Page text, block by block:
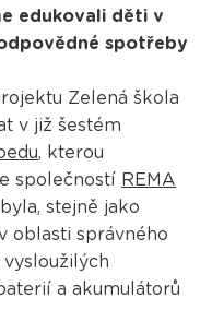
edukovali děti v
spotřeby
Zelená škola
v již šestém
, kterou
společností
REMA
stejně jako
oblasti správného
a akumulátorů